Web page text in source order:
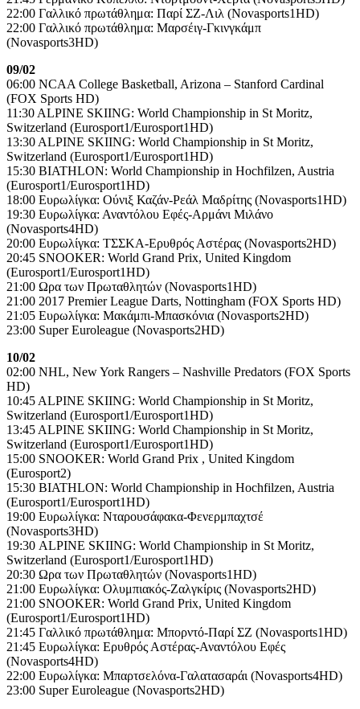
22:00 Γαλλικό πρωτάθλημα: Παρί ΣΖ-Λιλ (Novasports1HD)
22:00 Γαλλικό πρωτάθλημα: Μαρσέιγ-Γκινγκάμπ
(Novasports3HD)
09/02
06:00 NCAA College Basketball, Arizona – Stanford Cardinal
(FOX Sports HD)
11:30 ALPINE SKIING: World Championship in St Moritz,
Switzerland (Eurosport1/Eurosport1HD)
13:30 ALPINE SKIING: World Championship in St Moritz,
Switzerland (Eurosport1/Eurosport1HD)
15:30 BIATHLON: World Championship in Hochfilzen, Austria
(Eurosport1/Eurosport1HD)
18:00 Ευρωλίγκα: Ούνιξ Καζάν-Ρεάλ Μαδρίτης (Novasports1HD)
19:30 Ευρωλίγκα: Αναντόλου Εφές-Αρμάνι Μιλάνο
(Novasports4HD)
20:00 Ευρωλίγκα: ΤΣΣΚΑ-Ερυθρός Αστέρας (Novasports2HD)
20:45 SNOOKER: World Grand Prix, United Kingdom
(Eurosport1/Eurosport1HD)
21:00 Ωρα των Πρωταθλητών (Novasports1HD)
21:00 2017 Premier League Darts, Nottingham (FOX Sports HD)
21:05 Ευρωλίγκα: Μακάμπι-Μπασκόνια (Novasports2HD)
23:00 Super Euroleague (Novasports2HD)
10/02
02:00 NHL, New York Rangers – Nashville Predators (FOX Sports
HD)
10:45 ALPINE SKIING: World Championship in St Moritz,
Switzerland (Eurosport1/Eurosport1HD)
13:45 ALPINE SKIING: World Championship in St Moritz,
Switzerland (Eurosport1/Eurosport1HD)
15:00 SNOOKER: World Grand Prix , United Kingdom
(Eurosport2)
15:30 BIATHLON: World Championship in Hochfilzen, Austria
(Eurosport1/Eurosport1HD)
19:00 Ευρωλίγκα: Νταρουσάφακα-Φενερμπαχτσέ
(Novasports3HD)
19:30 ALPINE SKIING: World Championship in St Moritz,
Switzerland (Eurosport1/Eurosport1HD)
20:30 Ωρα των Πρωταθλητών (Novasports1HD)
21:00 Ευρωλίγκα: Ολυμπιακός-Ζαλγκίρις (Novasports2HD)
21:00 SNOOKER: World Grand Prix, United Kingdom
(Eurosport1/Eurosport1HD)
21:45 Γαλλικό πρωτάθλημα: Μπορντό-Παρί ΣΖ (Novasports1HD)
21:45 Ευρωλίγκα: Ερυθρός Αστέρας-Αναντόλου Εφές
(Novasports4HD)
22:00 Ευρωλίγκα: Μπαρτσελόνα-Γαλατασαράι (Novasports4HD)
23:00 Super Euroleague (Novasports2HD)